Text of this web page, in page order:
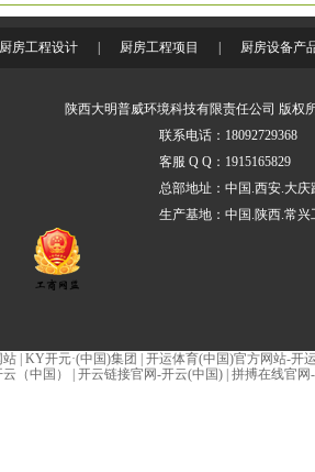
厨房工程设计 厨房工程项目 厨房设备产
陕西大明普威环境科技有限责任公司 版权
联系电话：18092729368
客服 Q Q：1915165829
总部地址：中国.西安.大
生产基地：中国.陕西.常
站 KY开元·(中国)集团
开运体育(中国)官方网站-开
（中国） 开云链接官网-开云(中国) 拼搏在线官网